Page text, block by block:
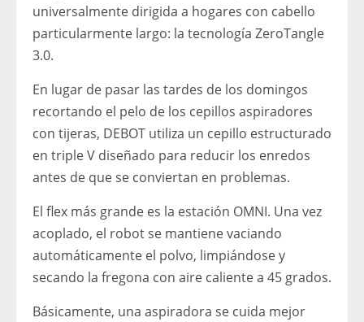
universalmente dirigida a hogares con cabello
particularmente largo: la tecnología ZeroTangle
3.0.
En lugar de pasar las tardes de los domingos
recortando el pelo de los cepillos aspiradores
con tijeras, DEBOT utiliza un cepillo estructurado
en triple V diseñado para reducir los enredos
antes de que se conviertan en problemas.
El flex más grande es la estación OMNI. Una vez
acoplado, el robot se mantiene vaciando
automáticamente el polvo, limpiándose y
secando la fregona con aire caliente a 45 grados.
Básicamente, una aspiradora se cuida mejor